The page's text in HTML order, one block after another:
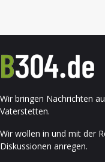
Wir bringen Nachrichten
Vaterstetten.
Wir wollen in und mit der
Diskussionen anregen.